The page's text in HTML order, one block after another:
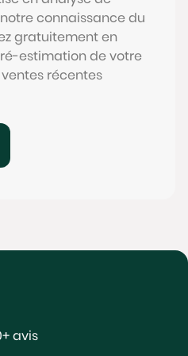
connaissance du
gratuitement en
estimation de votre
récentes
avis